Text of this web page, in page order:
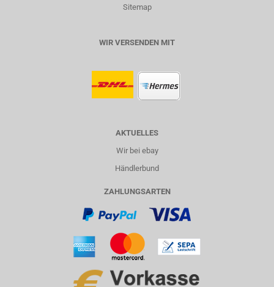
Sitemap
WIR VERSENDEN MIT
AKTUELLES
Wir bei ebay
Händlerbund
ZAHLUNGSARTEN